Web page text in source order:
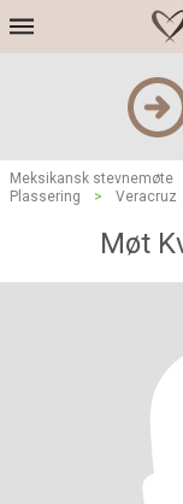
Meksikansk stevnemøte
Plassering
> Veracruz
Møt